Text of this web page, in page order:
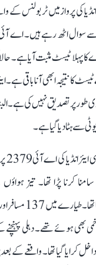
کی پرواز میں ٹربولنس
کا پہلا ٹیسٹ مثبت آیا ہے۔
کا نتیجہ ابھی آنا باقی
پر تصدیق نہیں کی ہے۔
سے ہٹا دیا گیا ہے۔
کرنا پڑا تھا۔ تیز
کرایا گیا تھا۔ واقعے